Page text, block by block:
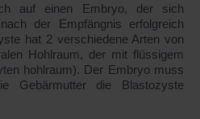
auf einen Embryo, der sich
der Empfängnis erfolgreich
hat 2 verschiedene Arten von
Hohlraum, der mit flüssigem
hohlraum). Der Embryo muss
Gebärmutter die Blastozyste